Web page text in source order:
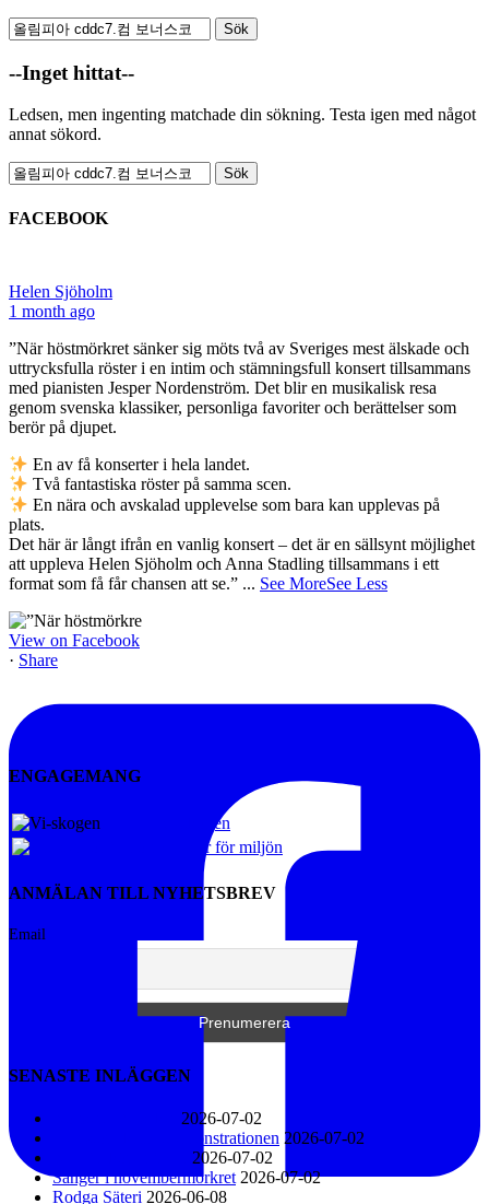
Search
Sök
efter:
[label]
--Inget hittat--
Ledsen, men ingenting matchade din sökning. Testa igen med något
annat sökord.
Sök
efter:
[label]
FACEBOOK
Helen Sjöholm
1 month ago
”När höstmörkret sänker sig möts två av Sveriges mest älskade och
uttrycksfulla röster i en intim och stämningsfull konsert tillsammans
med pianisten Jesper Nordenström. Det blir en musikalisk resa
genom svenska klassiker, personliga favoriter och berättelser som
berör på djupet.
En av få konserter i hela landet.
Två fantastiska röster på samma scen.
En nära och avskalad upplevelse som bara kan upplevas på
plats.
Det här är långt ifrån en vanlig konsert – det är en sällsynt möjlighet
att uppleva Helen Sjöholm och Anna Stadling tillsammans i ett
format som få får chansen att se.” ... See MoreSee Less
View on Facebook
· Share
ENGAGEMANG
Vi-skogen
Artister för miljön
ANMÄLAN TILL NYHETSBREV
Email
SENASTE INLÄGGEN
2026-07-02
Den stora klimatdemonstrationen 2026-07-02
2026-07-02
Sånger i novembermörkret 2026-07-02
Rodga Säteri 2026-06-08